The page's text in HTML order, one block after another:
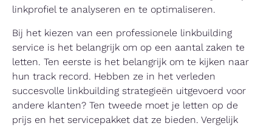
linkprofiel te analyseren en te optimaliseren.
Bij het kiezen van een professionele linkbuilding
service is het belangrijk om op een aantal zaken te
letten. Ten eerste is het belangrijk om te kijken naar
hun track record. Hebben ze in het verleden
succesvolle linkbuilding strategieën uitgevoerd voor
andere klanten? Ten tweede moet je letten op de
prijs en het servicepakket dat ze bieden. Vergelijk